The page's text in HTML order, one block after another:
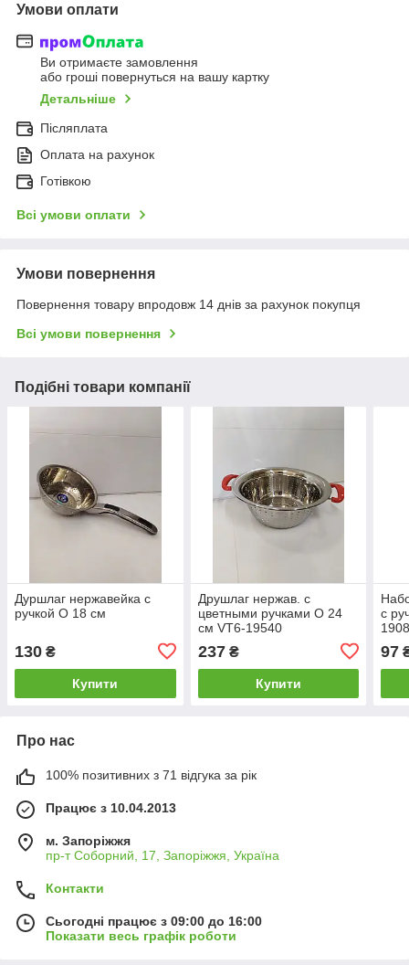
Умови оплати
Ви отримаєте замовлення
або гроші повернуться на вашу картку
Детальніше
Післяплата
Оплата на рахунок
Готівкою
Всі умови оплати
Умови повернення
Повернення товару впродовж 14 днів за рахунок покупця
Всі умови повернення
Подібні товари компанії
Дуршлаг нержавейка с
ручкой О 18 см
130 ₴
Купити
Друшлаг нержав. с
цветными ручками О 24
см VT6-19540
237₴
Купити
с
97
Про нас
100% позитивних з 71 відгука за рік
Працює з 10.04.2013
м. Запоріжжя
пр-т Соборний, 17, Запоріжжя, Україна
Контакти
Сьогодні працює з 09:00 до 16:00
Показати весь графік роботи